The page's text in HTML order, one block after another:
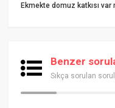
Ekmekte domuz katkısı var
Benzer
Sıkça sorulan